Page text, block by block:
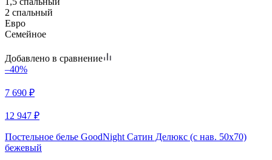
2 спальный
Евро
Семейное
Добавлено в сравнение
–40%
7 690 ₽
12 947 ₽
Постельное белье GoodNight Сатин Делюкс (с нав. 50х70)
бежевый